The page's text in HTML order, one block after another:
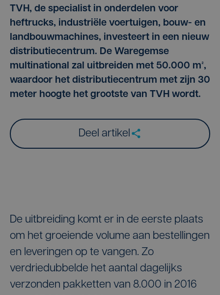
TVH, de specialist in onderdelen voor
heftrucks, industriële voertuigen, bouw- en
landbouwmachines, investeert in een nieuw
distributiecentrum. De Waregemse
multinational zal uitbreiden met 50.000 m²,
waardoor het distributiecentrum met zijn 30
meter hoogte het grootste van TVH wordt.
Deel artikel
De uitbreiding komt er in de eerste plaats
om het groeiende volume aan bestellingen
en leveringen op te vangen. Zo
verdriedubbelde het aantal dagelijks
verzonden pakketten van 8.000 in 2016